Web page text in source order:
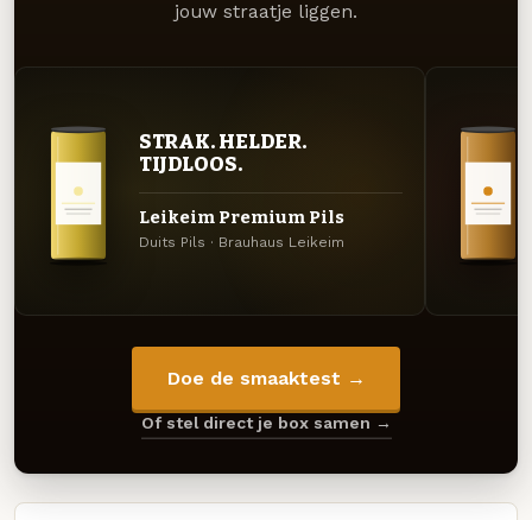
jouw straatje liggen.
STRAK. HELDER.
TIJDLOOS.
Leikeim Premium Pils
Duits Pils · Brauhaus Leikeim
Doe de smaaktest →
Of stel direct je box samen →